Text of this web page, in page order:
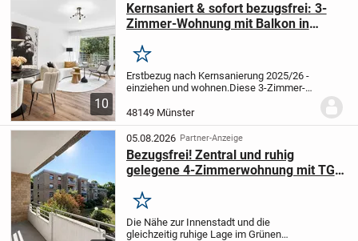
10
Kernsaniert & sofort bezugsfrei: 3-
Zimmer-Wohnung mit Balkon in
Merken
Erstbezug nach Kernsanierung 2025/26 -
einziehen und wohnen.Diese 3-Zimmer-
gepflegten Mehrfamilienhauses wurde
vollständig kernsaniert und ist sofort
bezugsfrei. Die...
48149 Münster
05.08.2026 Partner-Anzeige
Bezugsfrei! Zentral und ruhig
gelegene 4-Zimmerwohnung mit TG-
Merken
Die Nähe zur Innenstadt und die
gleichzeitig ruhige Lage im Grünen